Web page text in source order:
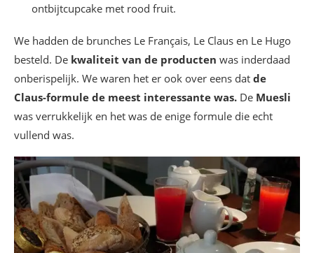
ontbijtcupcake met rood fruit.
We hadden de brunches Le Français, Le Claus en Le Hugo
besteld. De kwaliteit van de producten was inderdaad
onberispelijk. We waren het er ook over eens dat de
Claus-formule de meest interessante was. De Muesli
was verrukkelijk en het was de enige formule die echt
vullend was.